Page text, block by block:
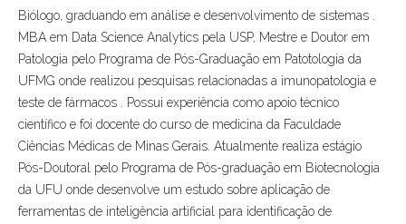
Biólogo, graduando em análise e desenvolvimento de sistemas .
MBA em Data Science Analytics pela USP, Mestre e Doutor em
Patologia pelo Programa de Pós-Graduação em Patotologia da
UFMG onde realizou pesquisas relacionadas a imunopatologia e
teste de fármacos . Possui experiência como apoio técnico
científico e foi docente do curso de medicina da Faculdade
Ciências Médicas de Minas Gerais. Atualmente realiza estágio
Pós-Doutoral pelo Programa de Pós-graduação em Biotecnologia
da UFU onde desenvolve um estudo sobre aplicação de
ferramentas de inteligência artificial para identificação de